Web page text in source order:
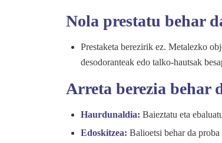
Nola prestatu behar
Prestaketa berezirik ez. Metalezko
desodoranteak edo talko-hautsak
Arreta berezia behar
Haurdunaldia: Baieztatu eta
Edoskitzea: Balioetsi behar da